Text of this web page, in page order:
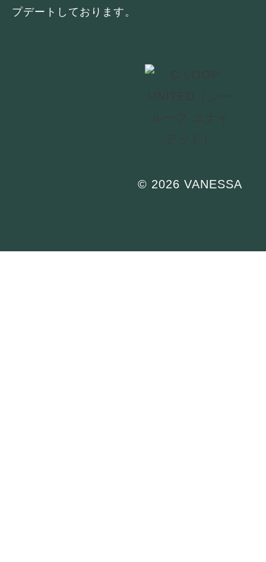
プデートしております。
© 2026 VANESSA